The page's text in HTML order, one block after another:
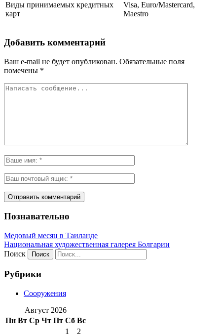
Виды принимаемых кредитных
карт
Visa, Euro/Mastercard,
Maestro
Добавить комментарий
Ваш e-mail не будет опубликован. Обязательные поля
помечены *
Познавательно
Медовый месяц в Таиланде
Национальная художественная галерея Болгарии
Поиск
Рубрики
Сооружения
Август 2026
Пн Вт Ср Чт Пт Сб Вс
1
2